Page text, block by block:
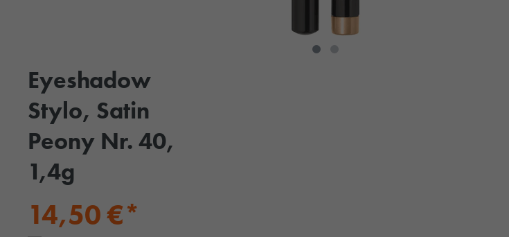
Eyeshadow
Stylo, Satin
Peony Nr. 40,
1,4g
14,50 €*